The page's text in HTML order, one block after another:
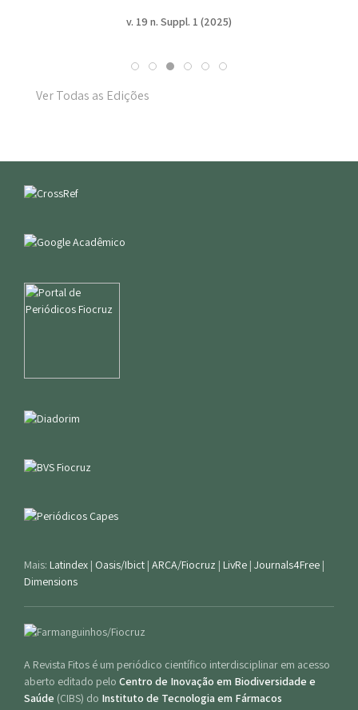
v. 19 n. Suppl. 1 (2025)
Ver Todas as Edições
Mais: Latindex | Oasis/Ibict | ARCA/Fiocruz | LivRe | Journals4Free |
Dimensions
A Revista Fitos é um periódico científico interdisciplinar em acesso
aberto editado pelo Centro de Inovação em Biodiversidade e
Saúde (CIBS) do Instituto de Tecnologia em Fármacos